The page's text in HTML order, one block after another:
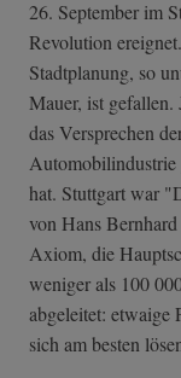
26. September im
Revolution
Stadtplanung, so
Mauer, ist gefallen.
das Versprechen
Automobilindustrie
hat. Stuttgart war
von Hans
Axiom, die
weniger als 100
abgeleitet: etwaige
sich am besten